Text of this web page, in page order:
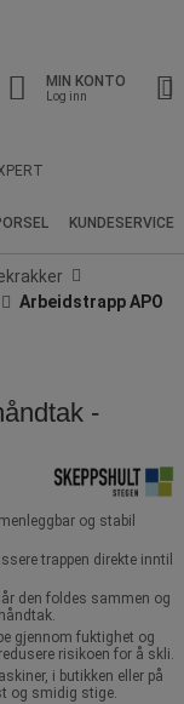
MIN KONTO
Log inn
KUNDESERVICE
Arbeidstrapp APO
-
og stabil
trappen direkte inntil
den foldes sammen og
gjennom fuktighet og
risikoen for å skli.
i butikken eller på
og smidig stige.